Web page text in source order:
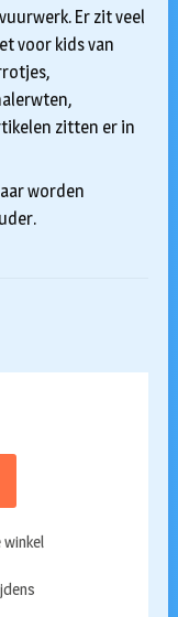
Er zit veel
voor kids van
zitten er in
worden
winkel